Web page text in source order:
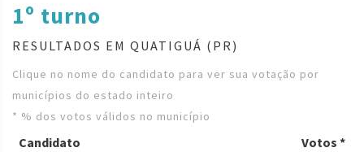
1º turno
RESULTADOS EM QUATIGUÁ (PR)
Clique no nome do candidato para ver sua votação por
municípios do estado inteiro
* % dos votos válidos no município
Candidato Votos *